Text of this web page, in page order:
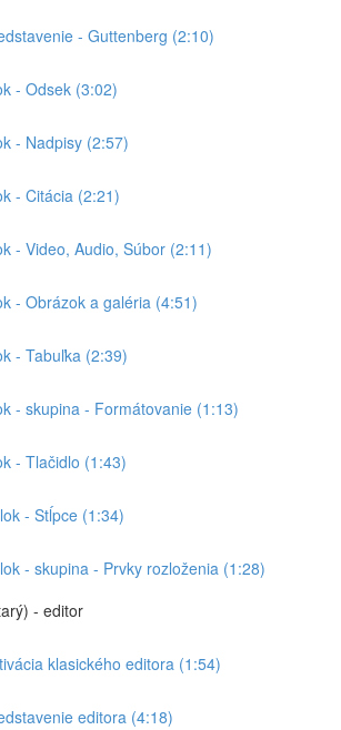
- Guttenberg (2:10)
- Odsek (3:02)
- Nadpisy (2:57)
- Citácia (2:21)
- Video, Audio, Súbor (2:11)
- Obrázok a galéria (4:51)
- Tabuľka (2:39)
- skupina - Formátovanie (1:13)
- Tlačidlo (1:43)
- Stĺpce (1:34)
- skupina - Prvky rozloženia (1:28)
- editor
klasického editora (1:54)
editora (4:18)